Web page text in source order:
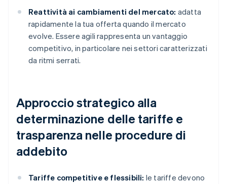
Reattività ai cambiamenti del mercato: adatta
rapidamente la tua offerta quando il mercato
evolve. Essere agili rappresenta un vantaggio
competitivo, in particolare nei settori caratterizzati
da ritmi serrati.
Approccio strategico alla
determinazione delle tariffe e
trasparenza nelle procedure di
addebito
Tariffe competitive e flessibili: le tariffe devono